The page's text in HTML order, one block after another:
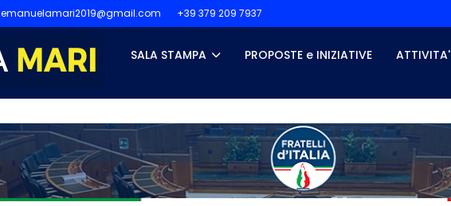
emanuelamari2019@gmail.com +39 379 209 7937
SALA STAMPA PROPOSTE e INIZIATIVE ATTIVITA'